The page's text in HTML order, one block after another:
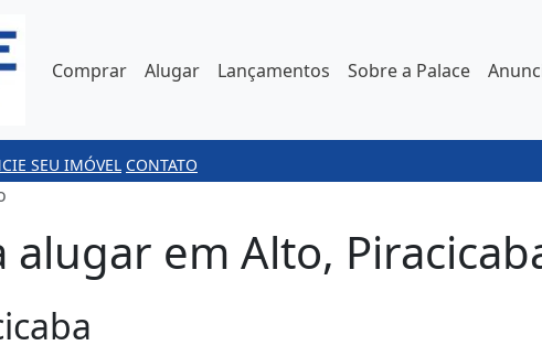
Comprar Alugar Lançamentos Sobre a Palace
SEU IMÓVEL CONTATO
em Alto,